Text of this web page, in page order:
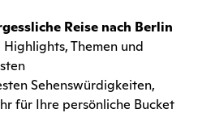
Reise nach Berlin
Highlights, Themen und
Sehenswürdigkeiten,
für Ihre persönliche Bucket